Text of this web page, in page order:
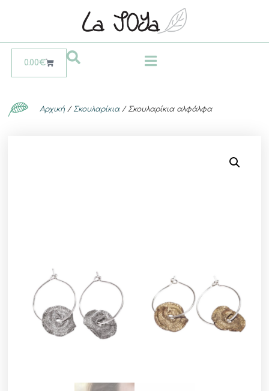
0.00€
Αρχική/ Σκουλαρίκια/ Σκουλαρίκια αλφάλφα